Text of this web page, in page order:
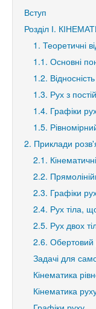
Вступ
Розділ І.
1. Теоретичні
1.1. Основні
1.2.
1.3. Рух з
1.4. Графіки
1.5.
2. Приклади
2.1.
2.2.
2.3. Графіки
2.4. Рух тіла,
2.5. Рух двох
2.6. Обертовий
Задачі для
Кінематика
Кінематика